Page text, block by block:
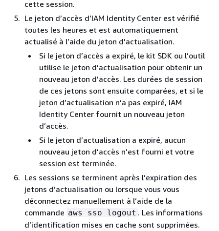
cette session.
Le jeton d’accès d’IAM Identity Center est vérifié
toutes les heures et est automatiquement
actualisé à l’aide du jeton d’actualisation.
Si le jeton d’accès a expiré, le kit SDK ou l’outil
utilise le jeton d’actualisation pour obtenir un
nouveau jeton d’accès. Les durées de session
de ces jetons sont ensuite comparées, et si le
jeton d’actualisation n’a pas expiré, IAM
Identity Center fournit un nouveau jeton
d’accès.
Si le jeton d’actualisation a expiré, aucun
nouveau jeton d’accès n’est fourni et votre
session est terminée.
Les sessions se terminent après l’expiration des
jetons d’actualisation ou lorsque vous vous
déconnectez manuellement à l’aide de la
commande aws sso logout . Les informations
d’identification mises en cache sont supprimées.